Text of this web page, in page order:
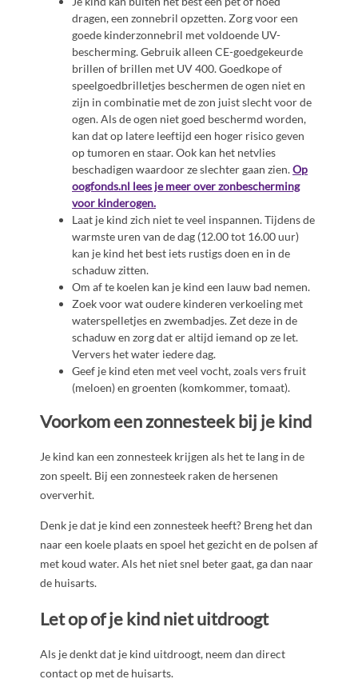
dragen, een zonnebril opzetten. Zorg voor een
goede kinderzonnebril met voldoende UV-
bescherming. Gebruik alleen CE-goedgekeurde
brillen of brillen met UV 400. Goedkope of
speelgoedbrilletjes beschermen de ogen niet en
zijn in combinatie met de zon juist slecht voor de
ogen. Als de ogen niet goed beschermd worden,
kan dat op latere leeftijd een hoger risico geven
op tumoren en staar. Ook kan het netvlies
beschadigen waardoor ze slechter gaan zien.Op
oogfonds.nl lees je meer over zonbescherming
voor kinderogen.
Laat je kind zich niet te veel inspannen. Tijdens de
warmste uren van de dag (12.00 tot 16.00 uur)
kan je kind het best iets rustigs doen en in de
schaduw zitten.
Om af te koelen kan je kind een lauw bad nemen.
Zoek voor wat oudere kinderen verkoeling met
waterspelletjes en zwembadjes. Zet deze in de
schaduw en zorg dat er altijd iemand op ze let.
Ververs het water iedere dag.
Geef je kind eten met veel vocht, zoals vers fruit
(meloen) en groenten (komkommer, tomaat).
Voorkom een zonnesteek bij je kind
Je kind kan een zonnesteek krijgen als het te lang in de
zon speelt. Bij een zonnesteek raken de hersenen
oververhit.
Denk je dat je kind een zonnesteek heeft? Breng het dan
naar een koele plaats en spoel het gezicht en de polsen af
met koud water. Als het niet snel beter gaat, ga dan naar
de huisarts.
Let op of je kind niet uitdroogt
Als je denkt dat je kind uitdroogt, neem dan direct
contact op met de huisarts.